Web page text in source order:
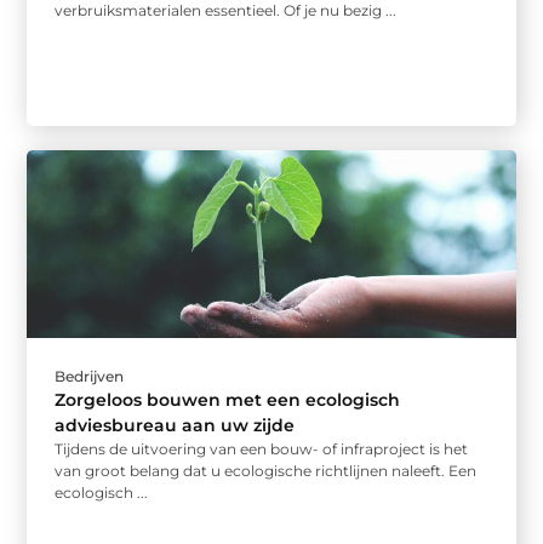
verbruiksmaterialen essentieel. Of je nu bezig ...
Bedrijven
Zorgeloos bouwen met een ecologisch
adviesbureau aan uw zijde
Tijdens de uitvoering van een bouw- of infraproject is het
van groot belang dat u ecologische richtlijnen naleeft. Een
ecologisch ...